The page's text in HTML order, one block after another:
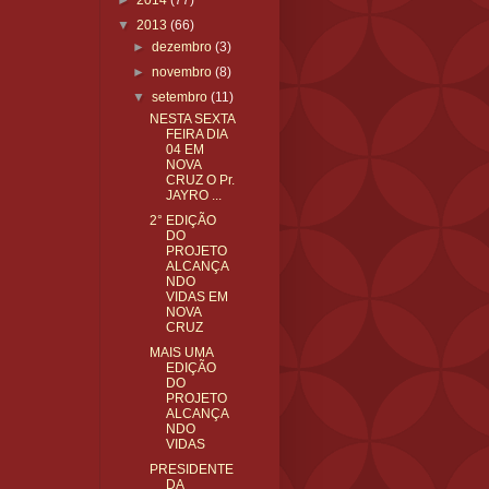
▼ 2013 (66)
►dezembro(3)
►novembro(8)
▼setembro(11)
NESTA SEXTA
FEIRA DIA
04 EM
NOVA
CRUZ O Pr.
JAYRO ...
2° EDIÇÃO
DO
PROJETO
ALCANÇA
NDO
VIDAS EM
NOVA
CRUZ
MAIS UMA
EDIÇÃO
DO
PROJETO
ALCANÇA
NDO
VIDAS
PRESIDENTE
DA